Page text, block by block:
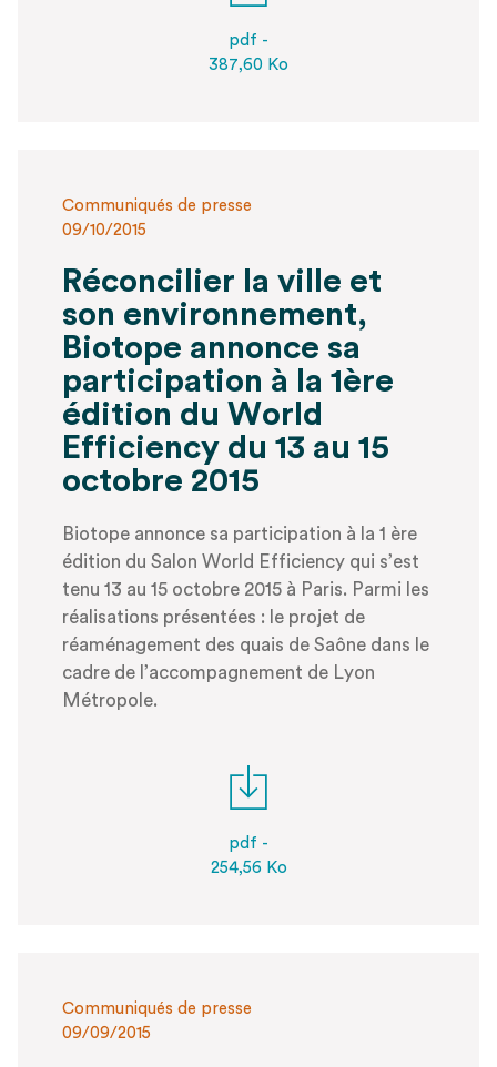
pdf -
387,60 Ko
Communiqués de presse
09/10/2015
Réconcilier la ville et
son environnement,
Biotope annonce sa
participation à la 1ère
édition du World
Efficiency du 13 au 15
octobre 2015
Biotope annonce sa participation à la 1 ère
édition du Salon World Efficiency qui s’est
tenu 13 au 15 octobre 2015 à Paris. Parmi les
réalisations présentées : le projet de
réaménagement des quais de Saône dans le
cadre de l’accompagnement de Lyon
Métropole.
pdf -
254,56 Ko
Communiqués de presse
09/09/2015